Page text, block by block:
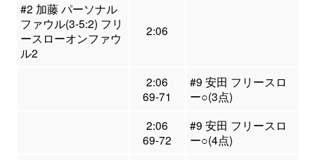
#2 加藤 パーソナル
ファウル(3-5:2) フリ
ースローオンファウ
ル2
2:06
2:06
69-71
#9 安田 フリースロ
ー○(3点)
2:06
69-72
#9 安田 フリースロ
ー○(4点)